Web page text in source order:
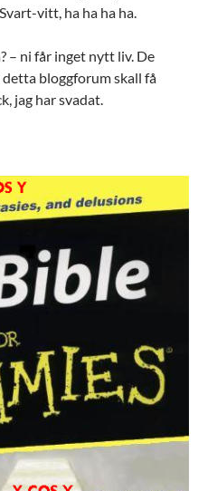
vitt, ha ha ha ha.
– ni får inget nytt liv. De
bloggforum skall få
jag har svadat.